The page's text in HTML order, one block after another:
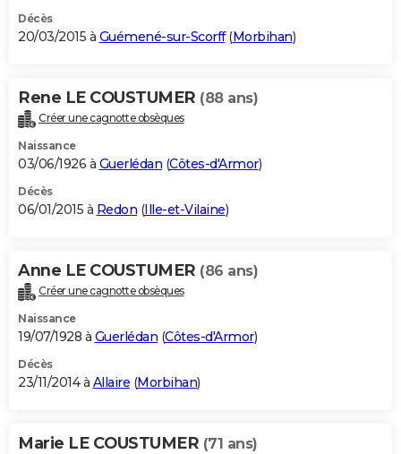
Décès
20/03/2015 à Guémené-sur-Scorff(Morbihan)
Rene LE COUSTUMER (88 ans)
Créer une cagnotte obsèques
Naissance
03/06/1926 à Guerlédan (Côtes-d'Armor)
Décès
06/01/2015 à Redon (Ille-et-Vilaine)
Anne LE COUSTUMER (86 ans)
Créer une cagnotte obsèques
Naissance
19/07/1928 à Guerlédan (Côtes-d'Armor)
Décès
23/11/2014 à Allaire (Morbihan)
Marie LE COUSTUMER (71 ans)